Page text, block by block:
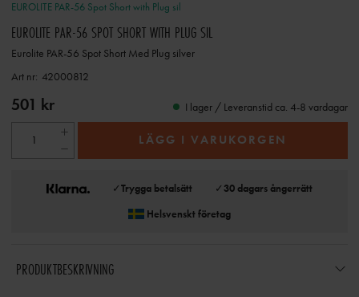
EUROLITE PAR-56 Spot Short with Plug sil
EUROLITE PAR-56 SPOT SHORT WITH PLUG SIL
Eurolite PAR-56 Spot Short Med Plug silver
Art nr: 42000812
501 kr I lager / Leveranstid ca. 4-8 vardagar
LÄGG I VARUKORGEN
✓Trygga betalsätt ✓30 dagars ångerrätt
Helsvenskt företag
PRODUKTBESKRIVNING